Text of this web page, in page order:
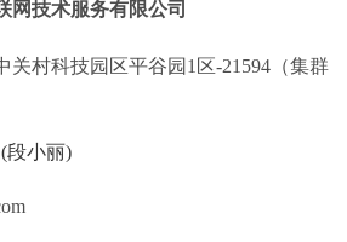
网技术服务有限公司
关村科技园区平谷园1区-21594（集群
(段小丽)